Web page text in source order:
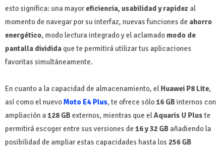
esto significa: una mayor eficiencia, usabilidad y rapidez al
momento de navegar por su interfaz, nuevas funciones de ahorro
energético, modo lectura integrado y el aclamado modo de
pantalla dividida que te permitirá utilizar tus aplicaciones
favoritas simultáneamente.
En cuanto a la capacidad de almacenamiento, el Huawei P8 Lite,
así como el nuevoMoto E4 Plus, te ofrece sólo16 GBinternos con
ampliación a128 GB externos, mientras que elAquaris U Pluste
permitirá escoger entre sus versiones de 16 y 32 GB añadiendo la
posibilidad de ampliar estas capacidades hasta los 256 GB